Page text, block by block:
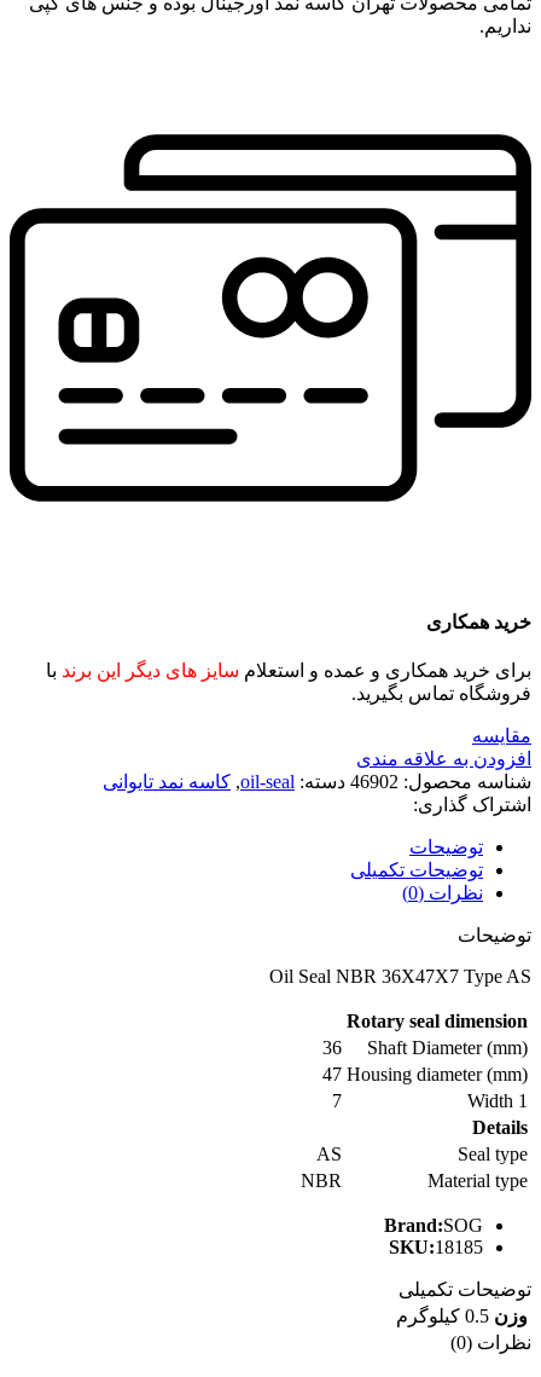
نداریم.
خرید همکاری
برای خرید همکاری و عمده و استعلام سایز های دیگر این برند با
فروشگاه تماس بگیرید.
مقايسه
افزودن به علاقه مندی
شناسه محصول: 46902 دسته: oil-seal
, کاسه نمد تایوانی
اشتراک گذاری:
توضیحات
توضیحات تکمیلی
نظرات (0)
توضیحات
Oil Seal NBR 36X47X7 Type AS
Rotary seal dimension
Shaft Diameter (mm)
36
Housing diameter (mm)
47
Width 1
7
Details
Seal type
AS
Material type
NBR
Brand:SOG
SKU:18185
توضیحات تکمیلی
وزن 0.5 کیلوگرم
نظرات (0)